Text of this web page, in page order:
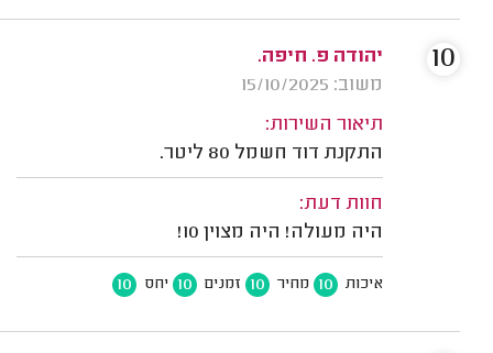
יהודה פ. חיפה.
משוב: 15/10/2025
תיאור השירות:
התקנת דוד חשמל 80 ליטר.
חוות דעת:
היה מעולה! היה מצוין 10!
איכות 10 מחיר 10 זמנים 10 יחס 10
10